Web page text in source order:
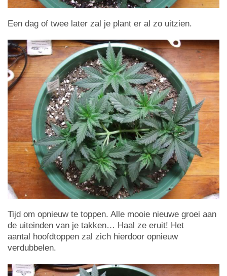
Een dag of twee later zal je plant er al zo uitzien.
Tijd om opnieuw te toppen. Alle mooie nieuwe groei aan
de uiteinden van je takken… Haal ze eruit! Het
aantal hoofdtoppen zal zich hierdoor opnieuw
verdubbelen.